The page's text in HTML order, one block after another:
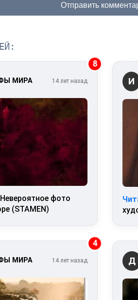
Отправить
8
МИРА 14 лет назад
Невероятное фото
(STAMEN)
И
4
МИРА 14 лет назад Д